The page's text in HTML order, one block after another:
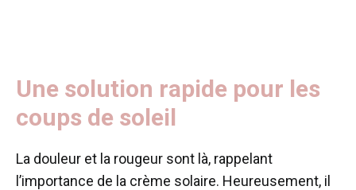
Une solution rapide pour les
coups de soleil
La douleur et la rougeur sont là, rappelant
l’importance de la crème solaire. Heureusement, il